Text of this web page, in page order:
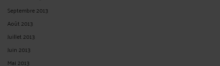
takoankosi :« S’il estime avoir à faire une observation ou une suggestion, c’est ...
Le 23 juin 2026 à 10:43
Melchior :